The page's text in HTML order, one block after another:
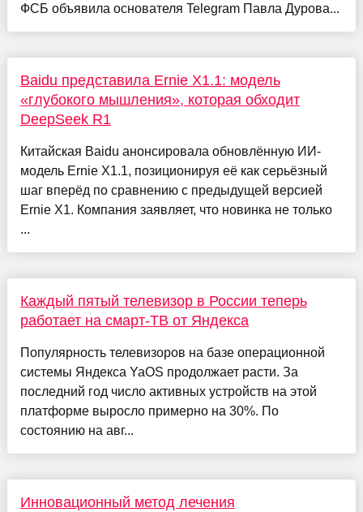
ФСБ объявила основателя Telegram Павла Дурова...
Baidu представила Ernie X1.1: модель
«глубокого мышления», которая обходит
DeepSeek R1
Китайская Baidu анонсировала обновлённую ИИ-
модель Ernie X1.1, позиционируя её как серьёзный
шаг вперёд по сравнению с предыдущей версией
Ernie X1. Компания заявляет, что новинка не только
...
Каждый пятый телевизор в России теперь
работает на смарт-ТВ от Яндекса
Популярность телевизоров на базе операционной
системы Яндекса YaOS продолжает расти. За
последний год число активных устройств на этой
платформе выросло примерно на 30%. По
состоянию на авг...
Инновационный метод лечения